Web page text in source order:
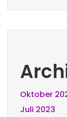
Oktober
Juli 2023